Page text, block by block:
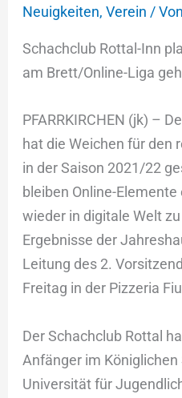
Neuigkeiten,Verein / Von
Schachclub Rottal-Inn
am Brett/Online-Liga
PFARRKIRCHEN (jk) –
hat die Weichen für den
in der Saison 2021/22
bleiben Online-
wieder in digitale Welt
Ergebnisse der
Leitung des 2.
Freitag in der Pizzeria
Der Schachclub Rottal
Anfänger im
Universität für